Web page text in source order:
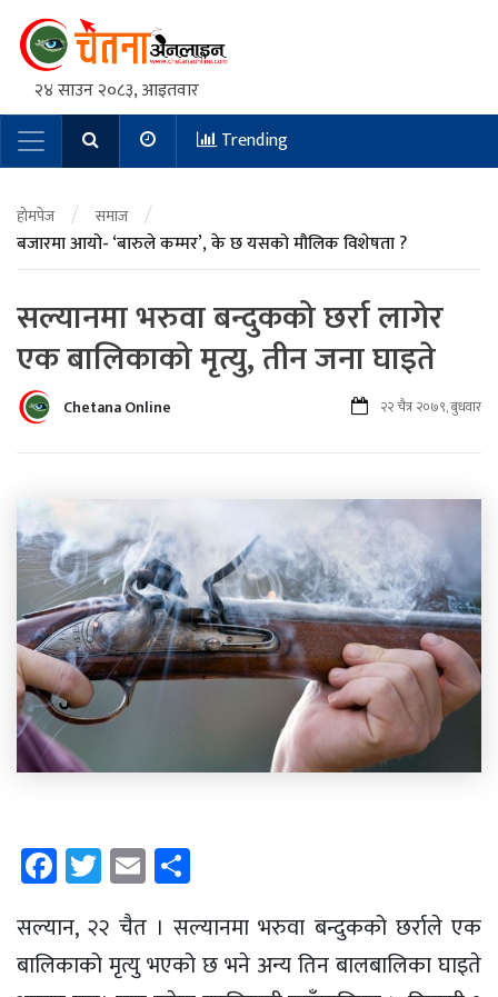
२४ साउन २०८३, आइतवार
Main NavigationTrending
होमपेज / समाज /
बजारमा आयो- ‘बारुले कम्मर’, के छ यसको मौलिक विशेषता ?
सल्यानमा भरुवा बन्दुकको छर्रा लागेर
एक बालिकाको मृत्यु, तीन जना घाइते
Chetana Online २२ चैत्र २०७९, बुधवार
Facebook
Twitter
Email
सल्यान, २२ चैत । सल्यानमा भरुवा बन्दुकको छर्राले एक
बालिकाको मृत्यु भएको छ भने अन्य तिन बालबालिका घाइते